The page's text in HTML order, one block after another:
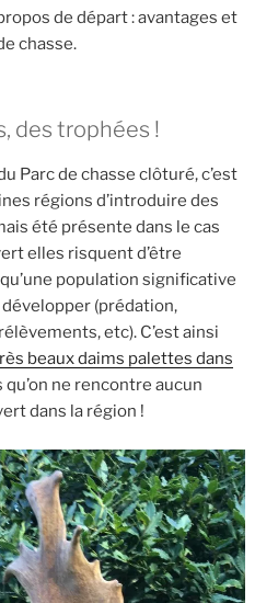
de départ : avantages et
chasse.
des trophées !
Parc de chasse clôturé, c’est
régions d’introduire des
été présente dans le cas
elles risquent d’être
population significative
(prédation,
etc). C’est ainsi
beaux daims palettes dans
qu’on ne rencontre aucun
dans la région !